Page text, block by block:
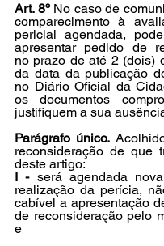
Art. 8º No caso de
comparecimento à
pericial agendada,
apresentar pedido de
no prazo de até 2 (dois)
da data da publicação
no Diário Oficial da
os documentos
justifiquem a sua
Parágrafo único.
reconsideração de que
deste artigo:
I - será agendada
realização da perícia,
cabível a apresentação
de reconsideração pelo
e